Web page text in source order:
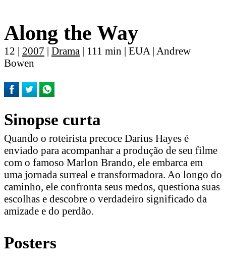
Along the Way
12 | 2007 | Drama | 111 min | EUA | Andrew
Bowen
Sinopse curta
Quando o roteirista precoce Darius Hayes é
enviado para acompanhar a produção de seu filme
com o famoso Marlon Brando, ele embarca em
uma jornada surreal e transformadora. Ao longo do
caminho, ele confronta seus medos, questiona suas
escolhas e descobre o verdadeiro significado da
amizade e do perdão.
Posters